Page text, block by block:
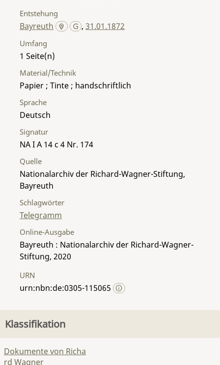
Entstehung
Bayreuth ,31.01.1872
Umfang
1
Material/Technik
Papier ; Tinte ; handschriftlich
Sprache
Deutsch
Signatur
NA I A 14 c 4 Nr. 174
Quelle
Nationalarchiv der Richard-Wagner-Stiftung,
Bayreuth
Schlagwörter
Telegramm
Online-Ausgabe
Bayreuth : Nationalarchiv der Richard-Wagner-
Stiftung, 2020
URN
urn:nbn:de:0305-115065
Klassifikation
Dokumente von Richa
rd Wagner